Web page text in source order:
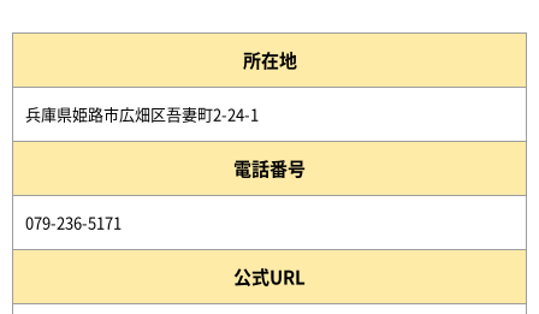
所在地
兵庫県姫路市広畑区吾妻町2-24-1
電話番号
079-236-5171
公式URL